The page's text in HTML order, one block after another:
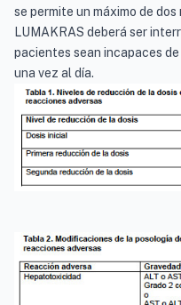
se permite un máximo de
LUMAKRAS deberá ser
pacientes sean incapaces
una vez al día.